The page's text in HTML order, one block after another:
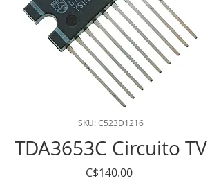
SKU: C523D1216
TDA3653C Circuito TV
C$140.00Precio